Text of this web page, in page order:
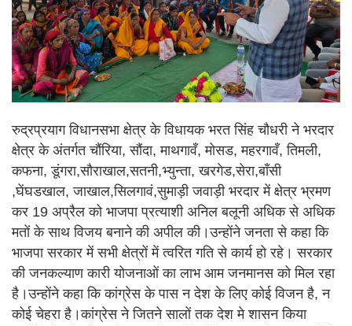
रुद्रप्रयाग विधानसभा क्षेत्र के विधायक भरत सिंह चौधरी ने भरदार
क्षेत्र के अंतर्गत चौंरिया, सौंदा, माथगावँ, मोसड, महरगावँ, तिमली,
कफना, डूंगरा,सौराखाल,सतनी,भ्युन्ता, खरगेड,सेरा,बाँसी
,घेंघडखाल, जाखाल,सिलगावं,सुमाड़ी जवाड़ी भरदार में क्षेत्र भ्रमण
कर 19 अप्रैल को भाजपा प्रत्याशी अनिल बलूनी अधिक से अधिक
मतों के साथ विजय बनाने की अपील की।उन्होंने जनता से कहा कि
भाजपा सरकार में सभी क्षेत्रों में त्वरित गति से कार्य हो रहे। सरकार
की जनकल्याण कारी योजनाओं का लाभ आम जनमानस को मिल रहा
है।उन्होंने कहा कि कांग्रेस के पास न देश के लिए कोई विजन है, न
कोई चेहरा है।कांग्रेस ने जितने सालों तक देश मे शासन किया